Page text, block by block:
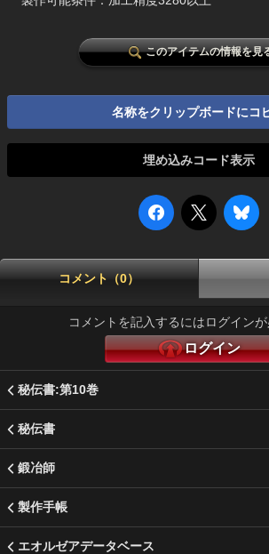
このアイテムの情報を見
名称をクリップボードにコ
埋め込みコード表示
コメント（0）
コメントを記入するにはログインが
ログイン
秘伝書:第10巻
秘伝書
鍛冶師
製作手帳
エオルゼアデータベース